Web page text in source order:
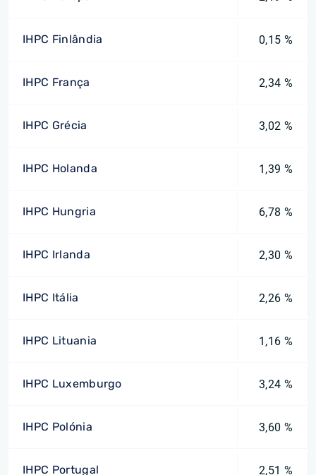
IHPC Finlândia 0,15 %
IHPC França 2,34 %
IHPC Grécia 3,02 %
IHPC Holanda 1,39 %
IHPC Hungria 6,78 %
IHPC Irlanda 2,30 %
IHPC Itália 2,26 %
IHPC Lituania 1,16 %
IHPC Luxemburgo 3,24 %
IHPC Polónia 3,60 %
IHPC Portugal 2,51 %